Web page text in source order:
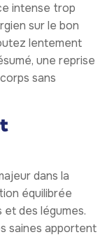
intense trop
sur le bon
lentement
une reprise
sans
dans la
équilibrée
des légumes.
saines apportent